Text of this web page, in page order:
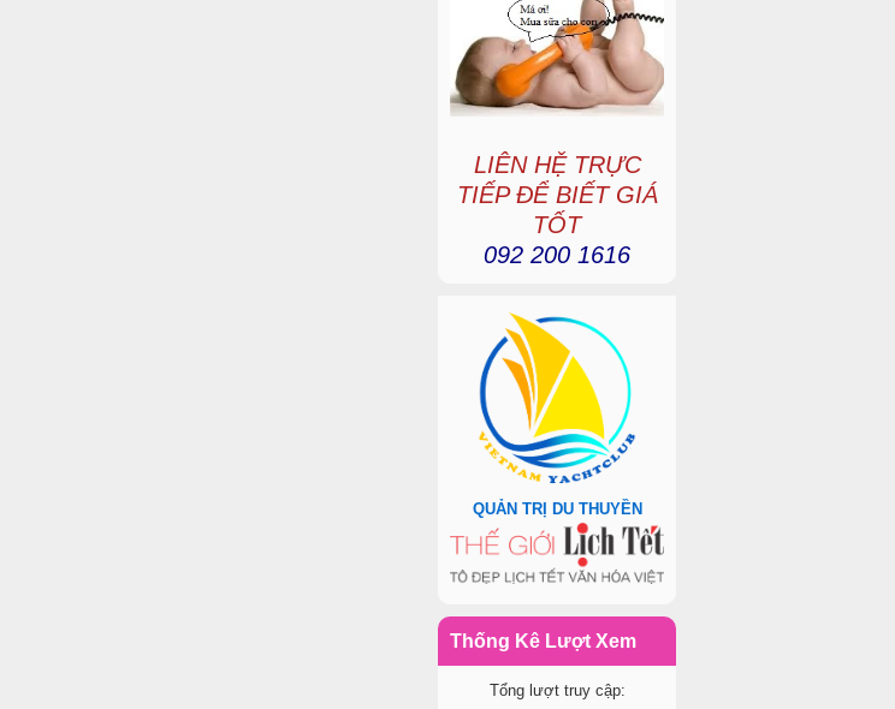
LIÊN HỆ TRỰC
TIẾP ĐỂ BIẾT GIÁ
TỐT
092 200 1616
QUẢN TRỊ DU THUYỀN
Thống Kê Lượt Xem
Tổng lượt truy cập: